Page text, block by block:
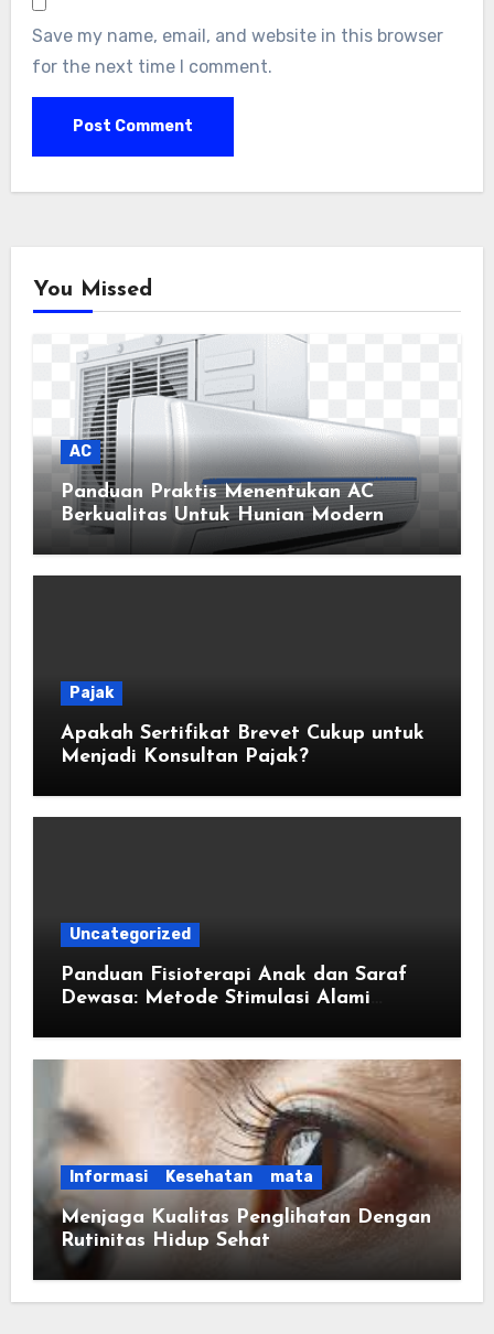
Save my name, email, and website in this browser
for the next time I comment.
You Missed
AC
Panduan Praktis Menentukan AC
Berkualitas Untuk Hunian Modern
Pajak
Apakah Sertifikat Brevet Cukup untuk
Menjadi Konsultan Pajak?
Uncategorized
Panduan Fisioterapi Anak dan Saraf
Dewasa: Metode Stimulasi Alami
Informasi Kesehatan mata
Menjaga Kualitas Penglihatan Dengan
Rutinitas Hidup Sehat